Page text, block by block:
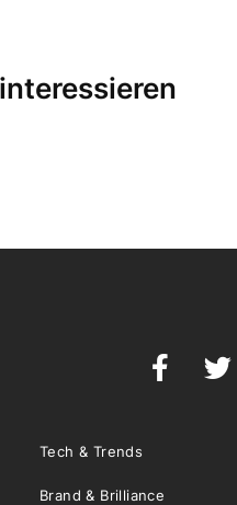
Tech & Trends
Brand & Brilliance